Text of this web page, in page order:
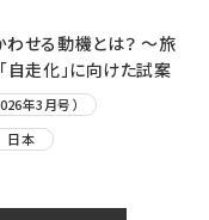
わせる動機とは？ ～旅
自走化」に向けた試案
年3月号）
日本